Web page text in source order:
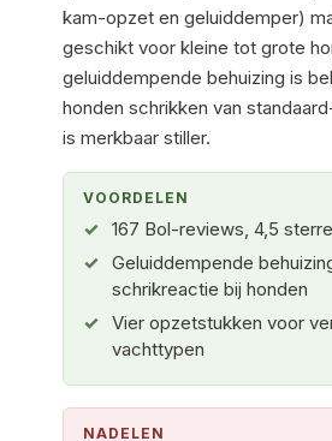
kam-opzet en geluiddemper)
geschikt voor kleine tot grote
geluiddempende behuizing is
honden schrikken van
is merkbaar stiller.
VOORDELEN
167 Bol-reviews, 4,5
Geluiddempende
schrikreactie bij honden
Vier opzetstukken voor
vachttypen
NADELEN